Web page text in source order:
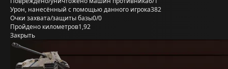
Урон, нанесённый с помощью данного игрока382
Очки захвата/защиты базы0/0
Пройдено километров1,92
Закрыть